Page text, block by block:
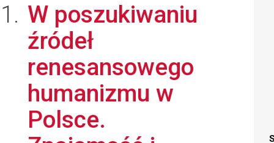
W poszukiwaniu
źródeł
renesansowego
humanizmu w
Polsce.